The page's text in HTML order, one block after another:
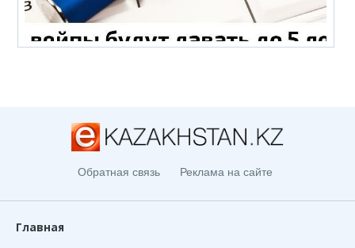
Обратная связь Реклама на сайте
Главная